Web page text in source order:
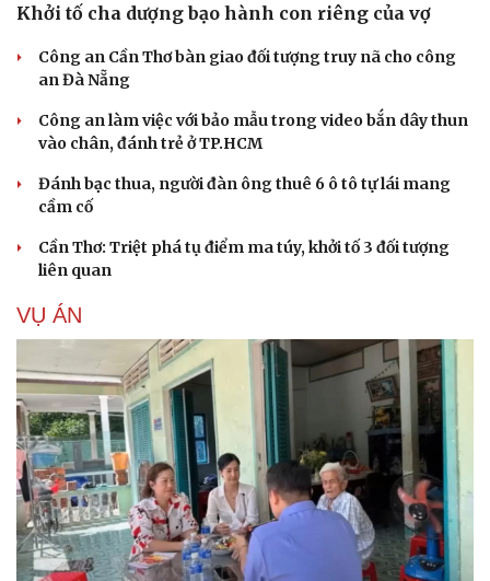
Khởi tố cha dượng bạo hành con riêng của vợ
Công an Cần Thơ bàn giao đối tượng truy nã cho công
an Đà Nẵng
Công an làm việc với bảo mẫu trong video bắn dây thun
vào chân, đánh trẻ ở TP.HCM
Đánh bạc thua, người đàn ông thuê 6 ô tô tự lái mang
cầm cố
Cần Thơ: Triệt phá tụ điểm ma túy, khởi tố 3 đối tượng
liên quan
VỤ ÁN